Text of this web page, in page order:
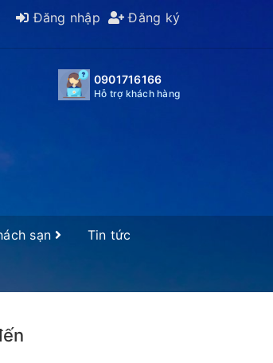
Đăng nhập Đăng ký
0901716166
Hỗ trợ khách hàng
sạn Tin tức